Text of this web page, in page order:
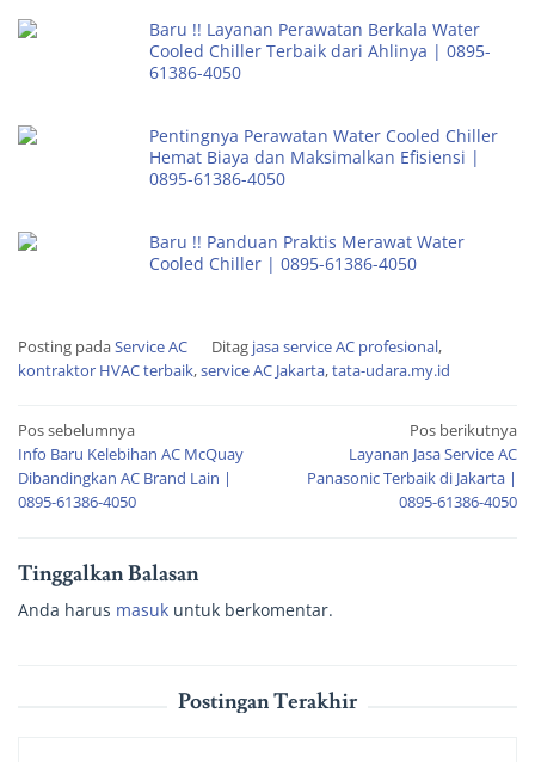
Baru !! Layanan Perawatan Berkala Water
Cooled Chiller Terbaik dari Ahlinya | 0895-
61386-4050
Pentingnya Perawatan Water Cooled Chiller
Hemat Biaya dan Maksimalkan Efisiensi |
0895-61386-4050
Baru !! Panduan Praktis Merawat Water
Cooled Chiller | 0895-61386-4050
Posting padaService AC Ditag jasa service AC profesional,
kontraktor HVAC terbaik,service AC Jakarta,tata-udara.my.id
Pos sebelumnya
Info Baru Kelebihan AC McQuay
Dibandingkan AC Brand Lain |
0895-61386-4050
Pos berikutnya
Layanan Jasa Service AC
Panasonic Terbaik di Jakarta |
0895-61386-4050
Tinggalkan Balasan
Anda harus masuk untuk berkomentar.
Postingan Terakhir